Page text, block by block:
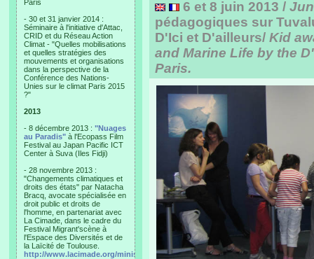
Paris
- 30 et 31 janvier 2014 :
Séminaire à l'initiative d'Attac,
CRID et du Réseau Action
Climat - "Quelles mobilisations
et quelles stratégies des
mouvements et organisations
dans la perspective de la
Conférence des Nations-
Unies sur le climat Paris 2015
?"
2013
- 8 décembre 2013 : "Nuages
au Paradis" à l'Ecopass Film
Festival au Japan Pacific ICT
Center à Suva (Iles Fidji)
- 28 novembre 2013 :
"Changements climatiques et
droits des états" par Natacha
Bracq, avocate spécialisée en
droit public et droits de
l'homme, en partenariat avec
La Cimade, dans le cadre du
Festival Migrant'scène à
l'Espace des Diversités et de
la Laïcité de Toulouse.
http://www.lacimade.org/minisites/migrantscene
6 et 8 juin 2013 /
pédagogiques sur
D'Ici et D'ailleurs/ Kid
and Marine Life by the
Paris.